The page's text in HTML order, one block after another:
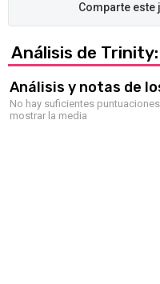
Análisis de
Análisis y notas de
No hay suficientes
mostrar la media